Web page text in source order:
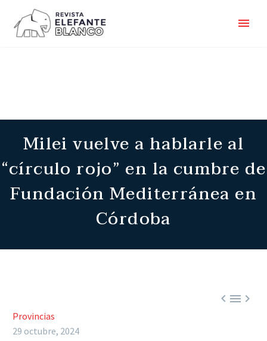
Milei vuelve a hablarle al
“círculo rojo” en la cumbre de
Fundación Mediterránea en
Córdoba

Provincias
29 octubre, 2024